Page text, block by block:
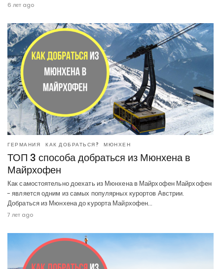
6 лет ago
ГЕРМАНИЯ КАК ДОБРАТЬСЯ? МЮНХЕН
ТОП 3 способа добраться из Мюнхена в
Майрхофен
Как самостоятельно доехать из Мюнхена в Майрхофен Майрхофен
- является одним из самых популярных курортов Австрии.
Добраться из Мюнхена до курорта Майрхофен…
7 лет ago